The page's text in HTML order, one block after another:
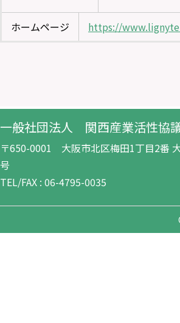
ホームページ https://
一般社団法人 関西産業活性協
〒650-0001 大阪市北区梅田1丁目2番
号
TEL/FAX : 06-4795-0035